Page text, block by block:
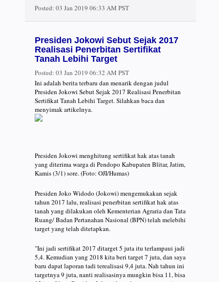
Posted: 03 Jan 2019 06:33 AM PST
Presiden Jokowi Sebut Sejak 2017
Realisasi Penerbitan Sertifikat
Tanah Lebihi Target
Posted: 03 Jan 2019 06:32 AM PST
Ini adalah berita terbaru dan menarik dengan judul
Presiden Jokowi Sebut Sejak 2017 Realisasi Penerbitan
Sertifikat Tanah Lebihi Target. Silahkan baca dan
menyimak artikelnya.
Presiden Jokowi menghitung sertifikat hak atas tanah
yang diterima warga di Pendopo Kabupaten Blitar, Jatim,
Kamis (3/1) sore. (Foto: OJI/Humas)
Presiden Joko Widodo (Jokowi) mengemukakan sejak
tahun 2017 lalu, realisasi penerbitan sertifikat hak atas
tanah yang dilakukan oleh Kementerian Agraria dan Tata
Ruang/ Badan Pertanahan Nasional (BPN) telah melebihi
target yang telah ditetapkan.
"Ini jadi sertifikat 2017 ditarget 5 juta itu terlampaui jadi
5,4. Kemudian yang 2018 kita beri target 7 juta, dan saya
baru dapat laporan tadi terealisasi 9,4 juta. Nah tahun ini
targetnya 9 juta, nanti realisasinya mungkin bisa 11, bisa